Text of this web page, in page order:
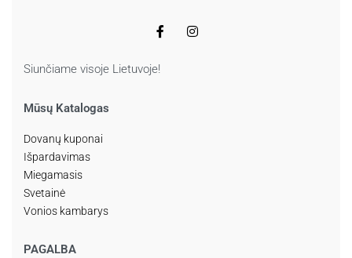
Siunčiame visoje Lietuvoje!
Mūsų Katalogas
Dovanų kuponai
Išpardavimas
Miegamasis
Svetainė
Vonios kambarys
PAGALBA